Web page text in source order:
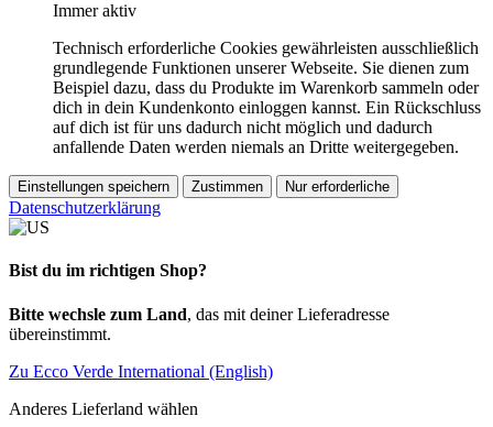
Immer aktiv
Technisch erforderliche Cookies gewährleisten ausschließlich
grundlegende Funktionen unserer Webseite. Sie dienen zum
Beispiel dazu, dass du Produkte im Warenkorb sammeln oder
dich in dein Kundenkonto einloggen kannst. Ein Rückschluss
auf dich ist für uns dadurch nicht möglich und dadurch
anfallende Daten werden niemals an Dritte weitergegeben.
Einstellungen speichern Zustimmen Nur erforderliche
Datenschutzerklärung
Bist du im richtigen Shop?
Bitte wechsle zum Land, das mit deiner Lieferadresse
übereinstimmt.
Zu Ecco Verde International (English)
Anderes Lieferland wählen